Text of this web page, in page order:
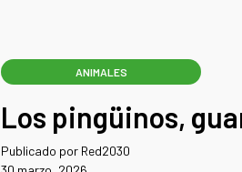
ANIMALES
Los pingüinos,
Publicado por Red2030